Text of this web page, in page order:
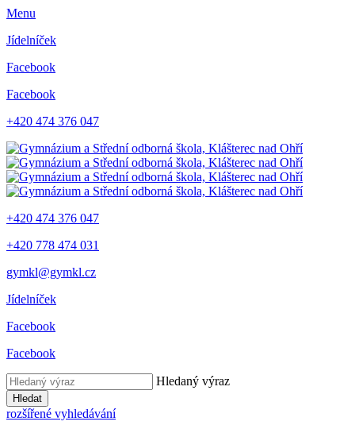
Menu
Jídelníček
Facebook
Facebook
+420 474 376 047
+420 474 376 047
+420 778 474 031
gymkl@gymkl.cz
Jídelníček
Facebook
Facebook
Hledaný výraz
Hledat
rozšířené vyhledávání